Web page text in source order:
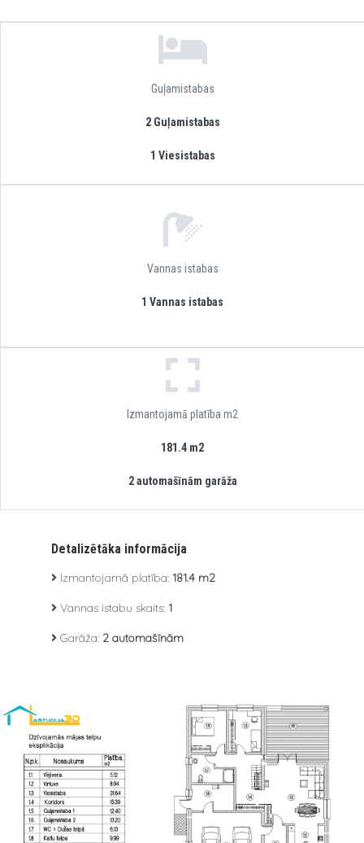
Guļamistabas
2 Guļamistabas
1 Viesistabas
Vannas istabas
1 Vannas istabas
Izmantojamā platība m2
181.4 m2
2 automašīnām garāža
Detalizētāka informācija
Izmantojamā platība: 181.4 m2
Vannas istabu skaits: 1
Garāža: 2 automašīnām